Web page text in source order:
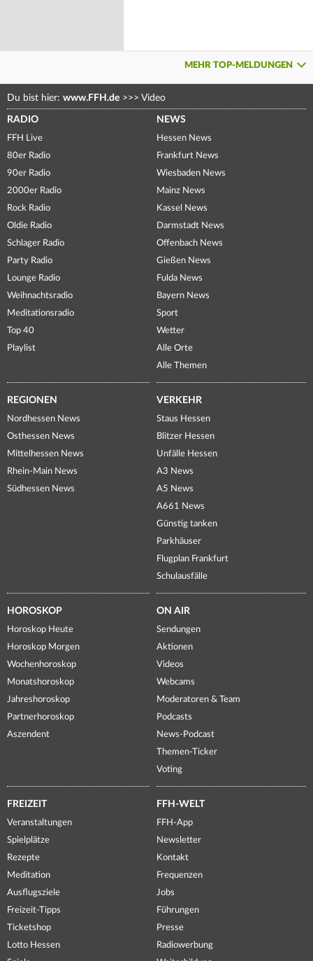
MEHR TOP-MELDUNGEN
Du bist hier: www.FFH.de >>> Video
RADIO
FFH Live
80er Radio
90er Radio
2000er Radio
Rock Radio
Oldie Radio
Schlager Radio
Party Radio
Lounge Radio
Weihnachtsradio
Meditationsradio
Top 40
Playlist
NEWS
Hessen News
Frankfurt News
Wiesbaden News
Mainz News
Kassel News
Darmstadt News
Offenbach News
Gießen News
Fulda News
Bayern News
Sport
Wetter
Alle Orte
Alle Themen
REGIONEN
Nordhessen News
Osthessen News
Mittelhessen News
Rhein-Main News
Südhessen News
VERKEHR
Staus Hessen
Blitzer Hessen
Unfälle Hessen
A3 News
A5 News
A661 News
Günstig tanken
Parkhäuser
Flugplan Frankfurt
Schulausfälle
HOROSKOP
Horoskop Heute
Horoskop Morgen
Wochenhoroskop
Monatshoroskop
Jahreshoroskop
Partnerhoroskop
Aszendent
ON AIR
Sendungen
Aktionen
Videos
Webcams
Moderatoren & Team
Podcasts
News-Podcast
Themen-Ticker
Voting
FREIZEIT
Veranstaltungen
Spielplätze
Rezepte
Meditation
Ausflugsziele
Freizeit-Tipps
Ticketshop
Lotto Hessen
FFH-WELT
FFH-App
Newsletter
Kontakt
Frequenzen
Jobs
Führungen
Presse
Radiowerbung